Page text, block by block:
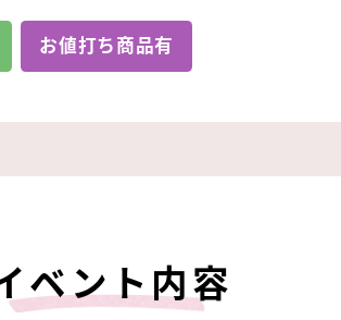
お値打ち商品有
ベント内容